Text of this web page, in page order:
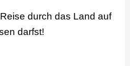
durch das Land auf
darfst!